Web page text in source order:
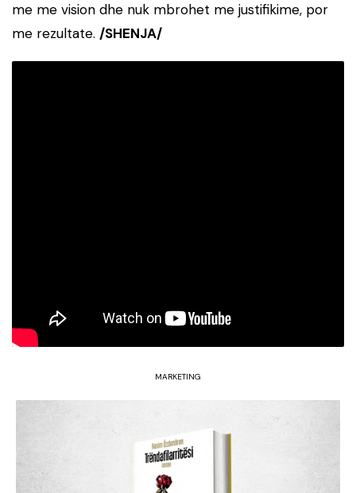
me me vision dhe nuk mbrohet me justifikime, por
me rezultate. /SHENJA/
MARKETING